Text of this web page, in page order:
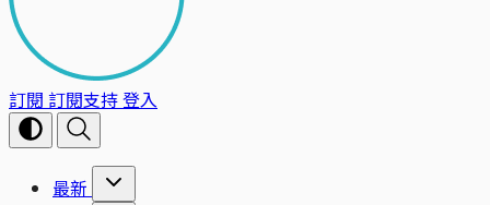
訂閱 訂閱支持登入
最新